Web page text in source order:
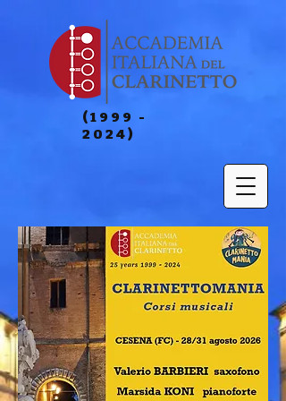
(1999 -
2024)